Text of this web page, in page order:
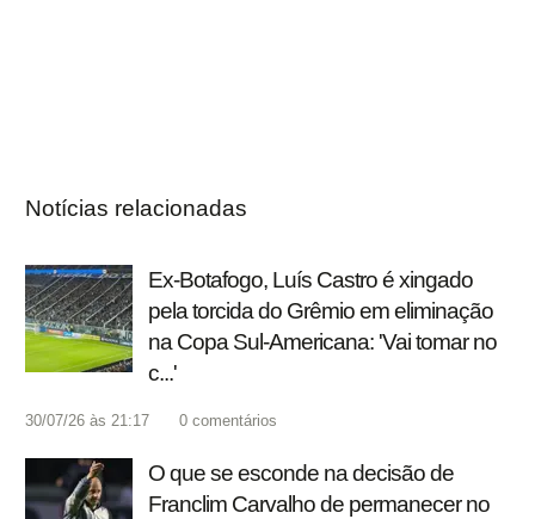
Notícias relacionadas
Ex-Botafogo, Luís Castro é xingado
pela torcida do Grêmio em eliminação
na Copa Sul-Americana: 'Vai tomar no
c...'
30/07/26 às 21:17 0 comentários
O que se esconde na decisão de
Franclim Carvalho de permanecer no